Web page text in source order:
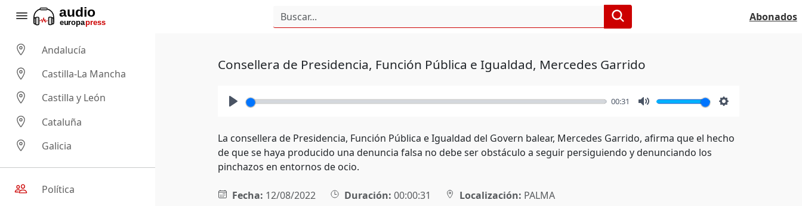
Abonados
Andalucía
Castilla-La Mancha
Castilla y León
Cataluña
Galicia
Política
Consellera de Presidencia, Función Pública e Igualdad, Mercedes Garrido
00:31
La consellera de Presidencia, Función Pública e Igualdad del Govern balear, Mercedes Garrido, afirma que el hecho
de que se haya producido una denuncia falsa no debe ser obstáculo a seguir persiguiendo y denunciando los
pinchazos en entornos de ocio.
Fecha: 12/08/2022 Duración: 00:00:31 Localización: PALMA